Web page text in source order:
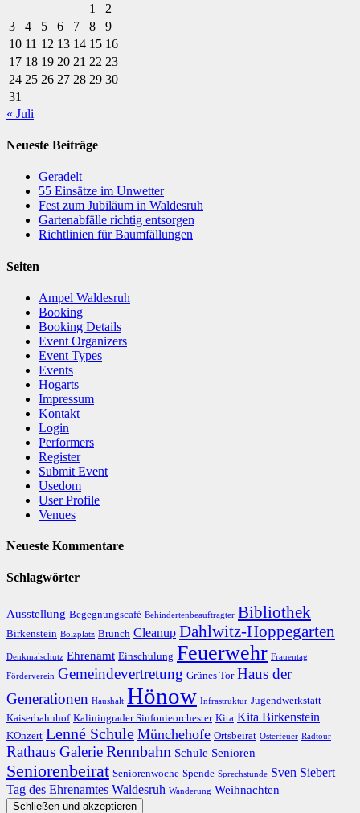
1
2
3
4 5 6 7 8
9
10 11 12 13 14 15 16
17 18 19 20 21 22 23
24 25 26 27 28 29 30
31
« Juli
Neueste Beiträge
Geradelt
​55 Einsätze im Unwetter
Fest zum Jubiläum in Waldesruh
Gartenabfälle richtig entsorgen
Richtlinien für Baumfällungen
Seiten
Ampel Waldesruh
Booking
Booking Details
Event Organizers
Event Types
Events
Hogarts
Impressum
Kontakt
Login
Performers
Register
Submit Event
Usedom
User Profile
Venues
Neueste Kommentare
Schlagwörter
Ausstellung Begegnungscafé Behindertenbeauftragter Bibliothek
Birkenstein Bolzplatz Brunch Cleanup Dahlwitz-Hoppegarten
Denkmalschutz Ehrenamt Einschulung Feuerwehr Frauentag
Förderverein Gemeindevertretung Grünes Tor Haus der
Generationen Haushalt Hönow Infrastruktur Jugendwerkstatt
Kaiserbahnhof Kaliningrader Sinfonieorchester Kita Kita Birkenstein
KOnzert Lenné Schule Münchehofe Ortsbeirat Osterfeuer Radtour
Rathaus GalerieRennbahn Schule Senioren
Seniorenbeirat Seniorenwoche Spende Sprechstunde Sven Siebert
Tag des Ehrenamtes Waldesruh Wanderung Weihnachten